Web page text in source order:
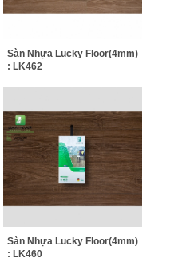
Sàn Nhựa Lucky Floor(4mm)
: LK462
Sàn Nhựa Lucky Floor(4mm)
: LK460